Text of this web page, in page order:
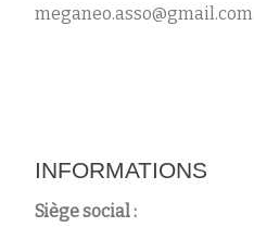
meganeo.asso@gmail.com
INFORMATIONS
Siège social :